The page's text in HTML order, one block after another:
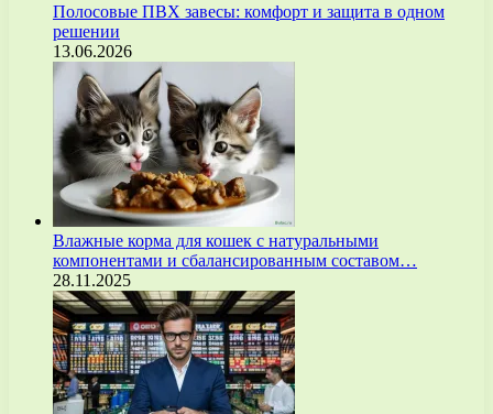
Полосовые ПВХ завесы: комфорт и защита в одном
решении
13.06.2026
Влажные корма для кошек с натуральными
компонентами и сбалансированным составом…
28.11.2025